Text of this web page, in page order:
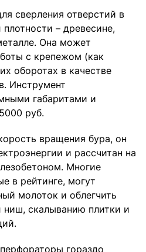
сверления отверстий в
– древесине,
Она может
с крепежом (как
оборотах в качестве
Инструмент
габаритами и
руб.
вращения бура, он
и рассчитан на
Многие
в рейтинге, могут
молоток и облегчить
ниш, скалыванию плитки и
гораздо